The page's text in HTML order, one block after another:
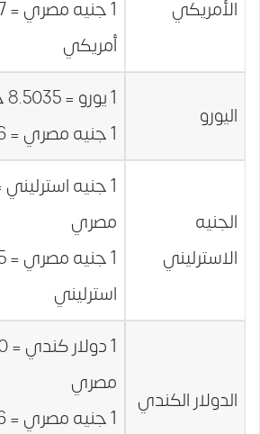
الأمريكي
أمريكي
اليورو
1 يورو = 8.5035 جنيه مصري
1 جنيه مصري = 0.1176 يورو
الجنيه
الاسترليني
مصري
استرليني
الدولار الكندي
مصري